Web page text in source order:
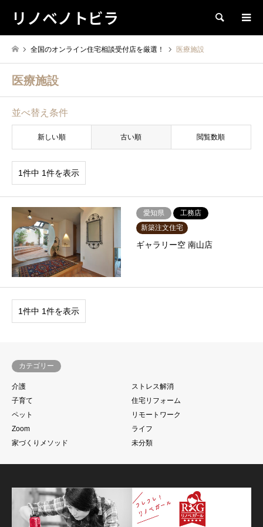
リノベノトビラ 検索
全国のオンライン住宅相談受付店を厳選！ 医療施設
医療施設
並べ替え条件
新しい順 古い順 閲覧数順
1件中 1件を表示
愛知県
工務店
新築注文住宅
ギャラリー空 南山店
1件中 1件を表示
カテゴリー
介護
ストレス解消
子育て
住宅リフォーム
ペット
リモートワーク
Zoom
ライフ
家づくりメソッド
未分類